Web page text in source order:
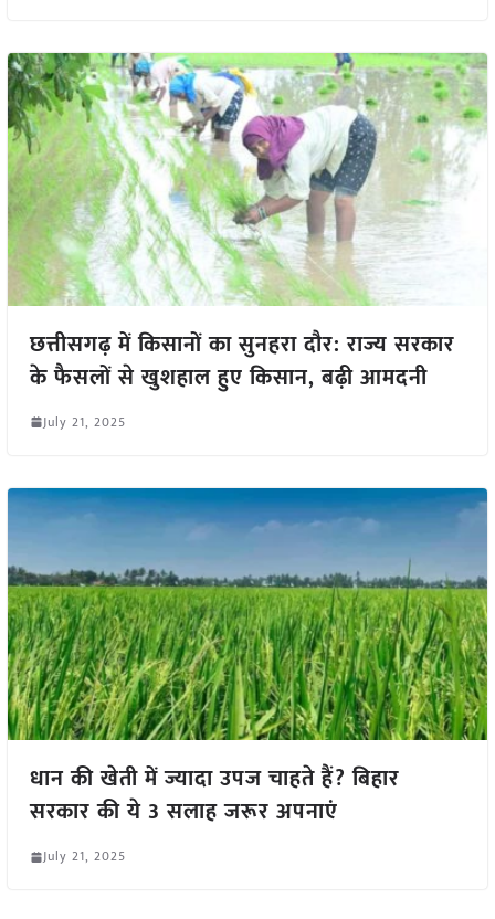
छत्तीसगढ़ में किसानों का सुनहरा दौर: राज्य सरकार
के फैसलों से खुशहाल हुए किसान, बढ़ी आमदनी
July 21, 2025
धान की खेती में ज्यादा उपज चाहते हैं? बिहार
सरकार की ये 3 सलाह जरूर अपनाएं
July 21, 2025